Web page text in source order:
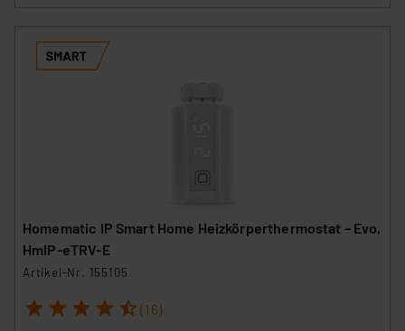
Homematic IP Smart Home Heizkörperthermostat – Evo,
HmIP-eTRV-E
Artikel-Nr. 155105
1 2 3 4 5 (16)